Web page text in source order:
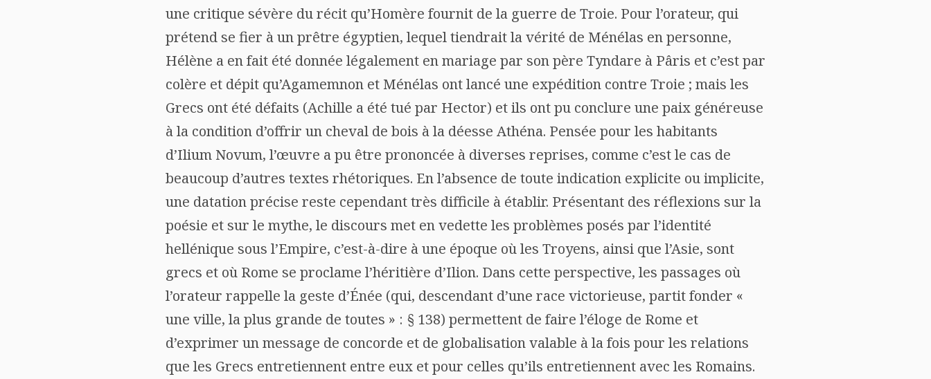
une critique sévère du récit qu’Homère fournit de la guerre de Troie. Pour l’orateur, qui
prétend se fier à un prêtre égyptien, lequel tiendrait la vérité de Ménélas en personne,
Hélène a en fait été donnée légalement en mariage par son père Tyndare à Pâris et c’est par
colère et dépit qu’Agamemnon et Ménélas ont lancé une expédition contre Troie ; mais les
Grecs ont été défaits (Achille a été tué par Hector) et ils ont pu conclure une paix généreuse
à la condition d’offrir un cheval de bois à la déesse Athéna. Pensée pour les habitants
d’Ilium Novum, l’œuvre a pu être prononcée à diverses reprises, comme c’est le cas de
beaucoup d’autres textes rhétoriques. En l’absence de toute indication explicite ou implicite,
une datation précise reste cependant très difficile à établir. Présentant des réflexions sur la
poésie et sur le mythe, le discours met en vedette les problèmes posés par l’identité
hellénique sous l’Empire, c’est-à-dire à une époque où les Troyens, ainsi que l’Asie, sont
grecs et où Rome se proclame l’héritière d’Ilion. Dans cette perspective, les passages où
l’orateur rappelle la geste d’Énée (qui, descendant d’une race victorieuse, partit fonder «
une ville, la plus grande de toutes » : § 138) permettent de faire l’éloge de Rome et
d’exprimer un message de concorde et de globalisation valable à la fois pour les relations
que les Grecs entretiennent entre eux et pour celles qu’ils entretiennent avec les Romains.